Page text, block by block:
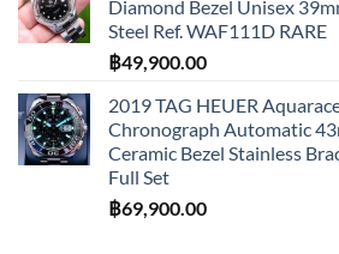
Diamond Bezel Unisex
Steel Ref. WAF111D RARE
฿49,900.00
2019 TAG HEUER
Chronograph Automatic
Ceramic Bezel Stainless
Full Set
฿69,900.00